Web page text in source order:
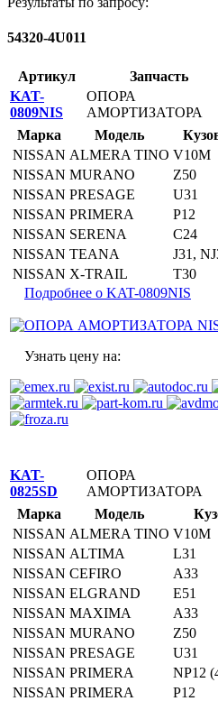
54320-4U011
Артикул Запчасть
KAT-
0809NIS
ОПОРА
АМОРТИЗАТОРА
Марка
Модель
NISSAN ALMERA TINO V10M
NISSAN MURANO Z50
NISSAN PRESAGE U31
NISSAN PRIMERA P12
NISSAN SERENA C24
NISSAN TEANA J31,
NISSAN X-TRAIL T30
Подробнее о KAT-0809NIS
Узнать цену на:
KAT-
0825SD
ОПОРА
АМОРТИЗАТОРА
Марка
Модель
NISSAN ALMERA TINO V10M
NISSAN ALTIMA L31
NISSAN CEFIRO A33
NISSAN ELGRAND E51
NISSAN MAXIMA A33
NISSAN MURANO Z50
NISSAN PRESAGE U31
NISSAN PRIMERA NP12
NISSAN PRIMERA P12